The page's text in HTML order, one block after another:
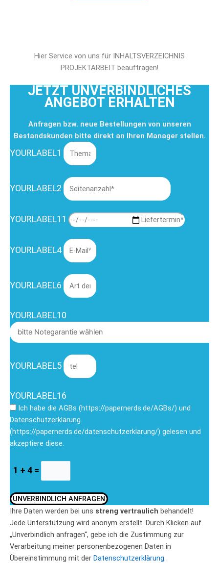
Hier Service von uns für INHALTSVERZEICHNIS
PROJEKTARBEIT beauftragen!
JETZT UNVERBINDLICHES
ANGEBOT ERHALTEN
Anfragen bzw. neue Bestellungen von unseren
Bestandskunden bitte direkt an Ihren Manager stellen.
YOURLABEL1
YOURLABEL2
YOURLABEL11
YOURLABEL4
YOURLABEL6
YOURLABEL10
YOURLABEL5
YOURLABEL16
Ich habe die AGBs (https://papernerds.de/AGBs/) und
Datenschutzerklärung
(https://papernerds.de/datenschutzerklarung/) gelesen und
akzeptiere diese.
1 + 4 =
UNVERBINDLICH ANFRAGEN
Ihre Daten werden bei uns streng vertraulich behandelt!
Jede Unterstützung wird anonym erstellt. Durch Klicken auf
„Unverbindlich anfragen“, gebe ich die Zustimmung zur
Verarbeitung meiner personenbezogenen Daten in
Übereinstimmung mit der Datenschutzerklärung.